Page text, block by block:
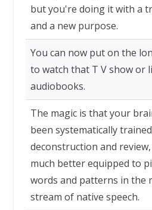
but you're doing it with a
and a new purpose.
You can now put on the
to watch that T V show or
audiobooks.
The magic is that your
been systematically
deconstruction and
much better equipped to
words and patterns in the
stream of native speech.